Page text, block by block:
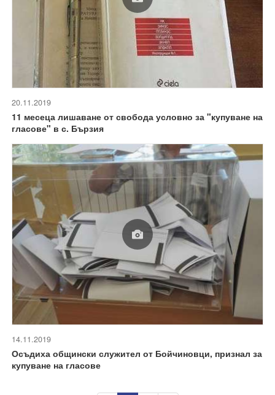
20.11.2019
11 месеца лишаване от свобода условно за "купуване на
гласове" в с. Бързия
14.11.2019
Осъдиха общински служител от Бойчиновци, признал за
купуване на гласове